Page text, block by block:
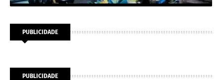
PUBLICIDADE
PUBLICIDADE